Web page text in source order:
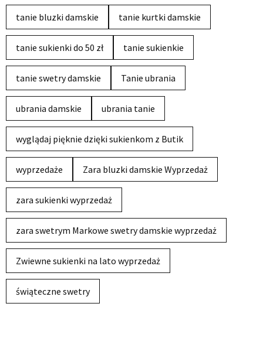
tanie bluzki damskie tanie kurtki damskie
tanie sukienki do 50 zł tanie sukienkie
tanie swetry damskie Tanie ubrania
ubrania damskie ubrania tanie
wyglądaj pięknie dzięki sukienkom z Butik
wyprzedaże Zara bluzki damskie Wyprzedaż
zara sukienki wyprzedaż
zara swetrym Markowe swetry damskie wyprzedaż
Zwiewne sukienki na lato wyprzedaż
świąteczne swetry